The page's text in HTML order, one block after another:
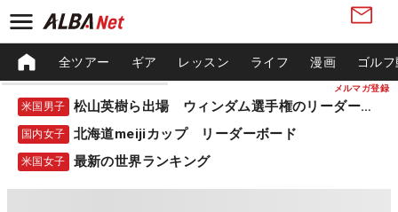
メルマガ登録
全ツアー ギア レッスン ライフ 漫画 ゴル
米国男子 松山英樹ら出場 ウィンダム選手権のリーダーボード
国内女子 北海道meijiカップ リーダーボード
米国女子 最新の世界ランキング